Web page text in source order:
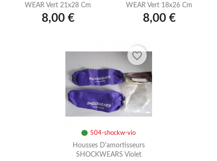
WEAR Vert 21x28 Cm
8,00 €
WEAR Vert 18x26 Cm
8,00 €
504-shockw-vio
Housses D'amortisseurs
SHOCKWEARS Violet
favorite_border